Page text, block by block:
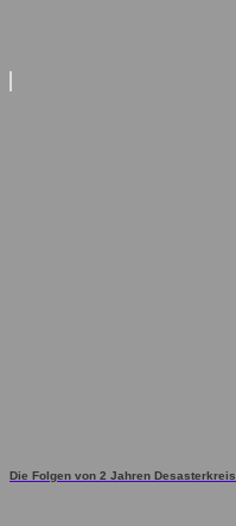
Die Folgen von 2 Jahren Desasterkreis